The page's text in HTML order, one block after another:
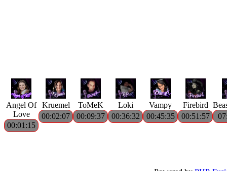
Angel Of
Love
00:01:15
Kruemel
00:02:07
ToMeK
00:09:37
Loki
00:36:32
Vampy
00:45:35
Firebird
00:51:57